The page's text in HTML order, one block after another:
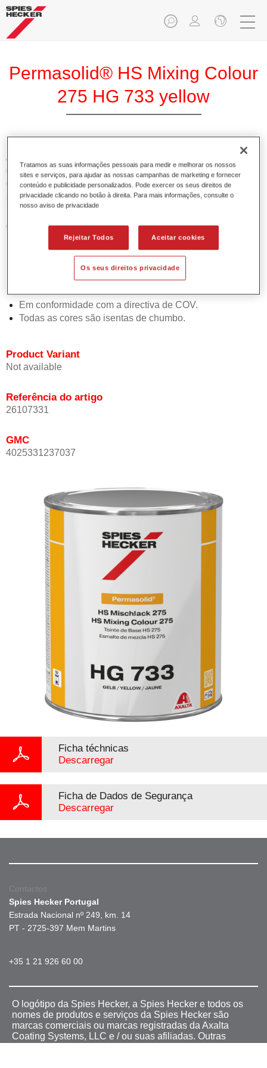
Permasolid® HS Mixing Colour
275 HG 733 yellow
A Base Pemasolid HS 275 torna possível misturar as cores
com o Permasolid HS Esmalte 275 de alta qualidade para
criar todas as cores lisas para a repintura de veículos de
passageiros.
Características do produto
Permite uma aplicação simples e rápida numa operação
de 1.5 demãos.
Promove tempos de secagem curtos.
Proporciona elevada opacidade.
Oferece uma excelente resistência do acabamento.
Em conformidade com a directiva de COV.
Todas as cores são isentas de chumbo.
Product Variant
Not available
Referência do artigo
26107331
GMC
4025331237037
Ficha téchnicas
Descarregar
Ficha de Dados de Segurança
Descarregar
Contactos
Spies Hecker Portugal
Estrada Nacional nº 249, km. 14
PT - 2725-397 Mem Martins
+35 1 21 926 60 00
O logótipo da Spies Hecker, a Spies Hecker e todos os
nomes de produtos e serviços da Spies Hecker são
marcas comerciais ou marcas registradas da Axalta
Coating Systems, LLC e / ou suas afiliadas. Outras
Tratamos as suas informações pessoais para medir e melhorar os nossos
sites e serviços, para ajudar as nossas campanhas de marketing e fornecer
conteúdo e publicidade personalizados. Pode exercer os seus direitos de
privacidade clicando no botão à direita. Para mais informações, consulte o
nosso aviso de privacidade
Rejeitar Todos Aceitar cookies
Os seus direitos privacidade